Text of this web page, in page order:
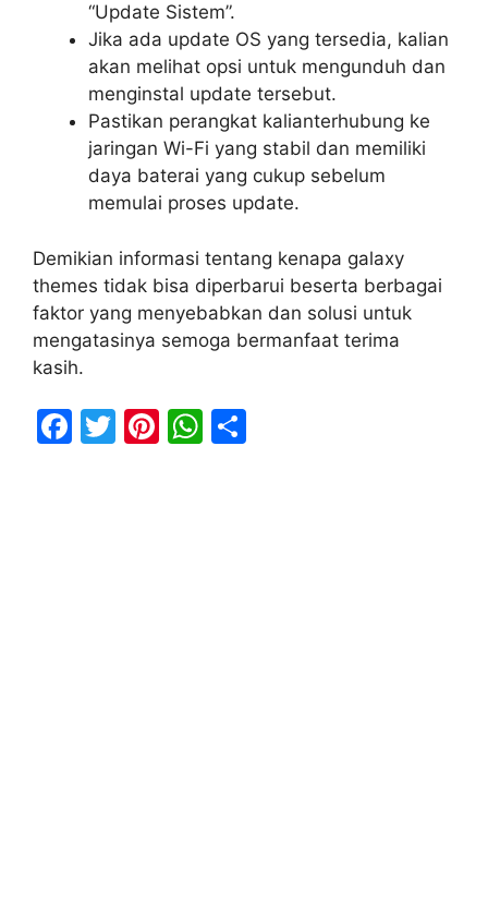
“Update Sistem”.
Jika ada update OS yang tersedia, kalian
akan melihat opsi untuk mengunduh dan
menginstal update tersebut.
Pastikan perangkat kalianterhubung ke
jaringan Wi-Fi yang stabil dan memiliki
daya baterai yang cukup sebelum
memulai proses update.
Demikian informasi tentang kenapa galaxy
themes tidak bisa diperbarui beserta berbagai
faktor yang menyebabkan dan solusi untuk
mengatasinya semoga bermanfaat terima
kasih.
F
T
Pi W